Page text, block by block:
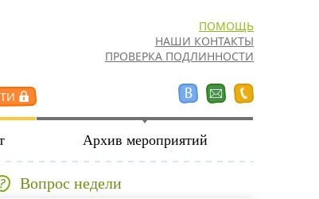
ПОМОЩЬ
НАШИ КОНТАКТЫ
ПРОВЕРКА ПОДЛИННОСТИ
Архив мероприятий
Вопрос недели